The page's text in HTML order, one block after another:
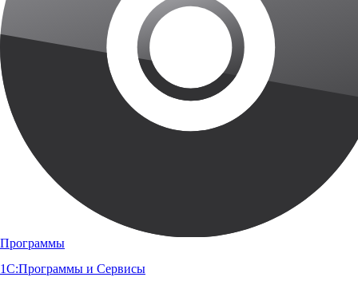
Программы
1С:Программы и Сервисы